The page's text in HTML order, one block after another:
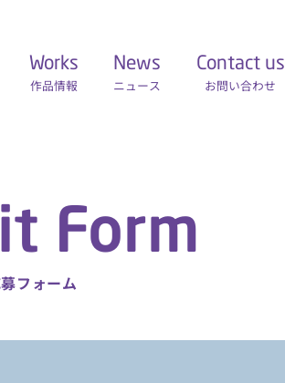
Works
作品情報
News
ニュース
Contact us
お問い合わせ
Form
フォーム